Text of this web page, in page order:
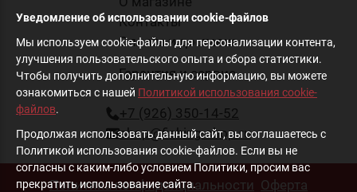
Контакты
Оплата и доставка
Гарантия и сервис
+7 (926) 350-14-52
shop@fishing-shop.ru
Политика конфиденциальности Оферта
Уведомление об использовании cookie-файлов
Мы используем cookie-файлы для персонализации контента,
улучшения пользовательского опыта и сбора статистики.
Чтобы получить дополнительную информацию, вы можете
ознакомиться с нашей Политикой использования cookie-
файлов.
Продолжая использовать данный сайт, вы соглашаетесь с
Политикой использования cookie-файлов. Если вы не
согласны с каким-либо условием Политики, просим вас
прекратить использование сайта.